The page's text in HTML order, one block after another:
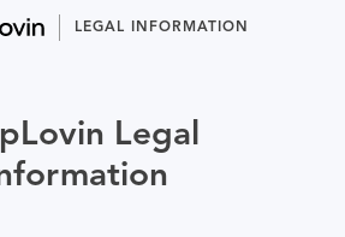
LEGAL INFORMATION
Legal